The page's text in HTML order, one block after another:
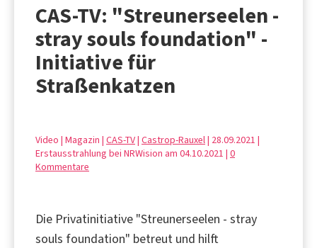
CAS-TV: "Streunerseelen -
stray souls foundation" -
Initiative für
Straßenkatzen
Video | Magazin | CAS-TV| Castrop-Rauxel| 28.09.2021 |
Erstausstrahlung bei NRWision am 04.10.2021 | 0
Kommentare
Die Privatinitiative "Streunerseelen - stray
souls foundation" betreut und hilft